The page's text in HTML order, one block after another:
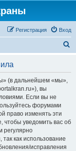
Вход
Регистрация
(в дальнейшем «мы»,
вы
Если вы не
форумами
право изменять эти
чтобы уведомить вас об
регулярно
как использование
исправления